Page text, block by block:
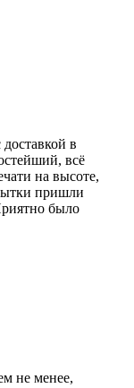
в
всё
на высоте,
пришли
было
не менее,